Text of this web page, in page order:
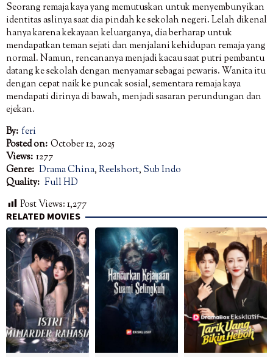
Seorang remaja kaya yang memutuskan untuk menyembunyikan
identitas aslinya saat dia pindah ke sekolah negeri. Lelah dikenal
hanya karena kekayaan keluarganya, dia berharap untuk
mendapatkan teman sejati dan menjalani kehidupan remaja yang
normal. Namun, rencananya menjadi kacau saat putri pembantu
datang ke sekolah dengan menyamar sebagai pewaris. Wanita itu
dengan cepat naik ke puncak sosial, sementara remaja kaya
mendapati dirinya di bawah, menjadi sasaran perundungan dan
ejekan.
By: feri
Posted on: October 12, 2025
Views: 1277
Genre: Drama China,Reelshort, Sub Indo
Quality: Full HD
Post Views:1,277
RELATED MOVIES